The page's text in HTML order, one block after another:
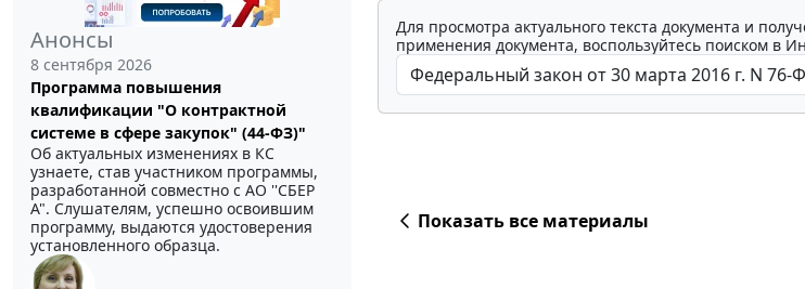
Анонсы
8 сентября 2026
Программа повышения
квалификации "О контрактной
системе в сфере закупок" (44-ФЗ)"
Об актуальных изменениях в КС
узнаете, став участником программы,
разработанной совместно с АО ''СБЕР
А". Слушателям, успешно освоившим
программу, выдаются удостоверения
установленного образца.
Для просмотра актуального текста документа и
применения документа, воспользуйтесь поиском в
Показать все материалы